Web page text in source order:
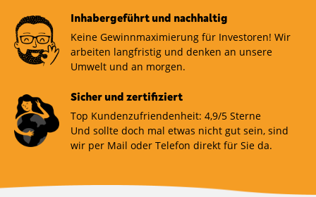
Inhabergeführt und nachhaltig
Keine Gewinnmaximierung für Investoren! Wir
arbeiten langfristig und denken an unsere
Umwelt und an morgen.
Sicher und zertifiziert
Top Kundenzufriendenheit: 4,9/5 Sterne
Und sollte doch mal etwas nicht gut sein, sind
wir per Mail oder Telefon direkt für Sie da.